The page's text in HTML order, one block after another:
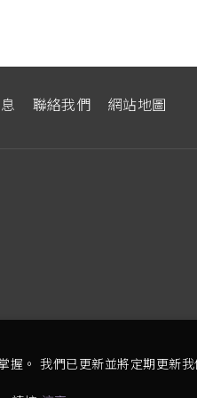
聯絡我們 網站地圖
。 我們已更新並將定期更新